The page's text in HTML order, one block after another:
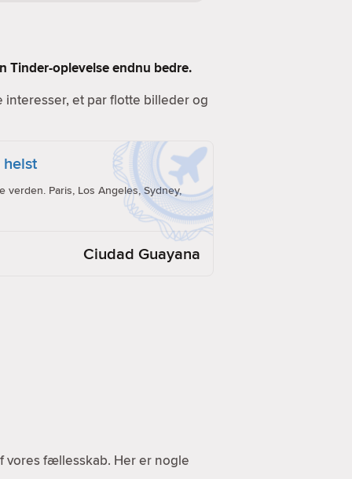
Tinder-oplevelse endnu bedre.
interesser, et par flotte billeder og
helst
verden. Paris, Los Angeles, Sydney,
Ciudad Guayana
vores fællesskab. Her er nogle